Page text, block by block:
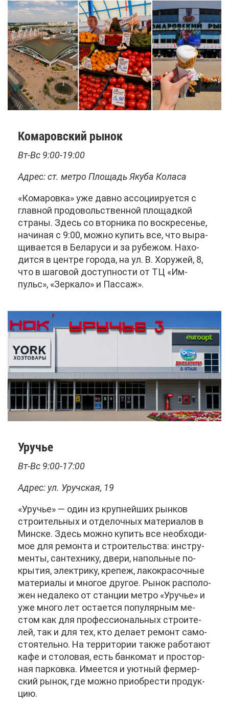
Ко­ма­ров­ский ры­нок
Вт-Вс 9:00-19:00
Ад­рес: ст. мет­ро Пло­щадь Яку­ба Ко­ла­са
«Ко­ма­ров­ка» уже дав­но ас­со­ци­и­ру­ет­ся с
глав­ной про­до­воль­ствен­ной пло­щад­кой
стра­ны. Здесь со втор­ни­ка по вос­кре­се­нье,
на­чи­ная с 9:00, мож­но ку­пить все, что вы­ра­
щи­ва­ет­ся в Бе­ла­ру­си и за ру­бе­жом. На­хо­
дит­ся в цен­тре го­ро­да, на ул. В. Хо­ру­жей, 8,
что в ша­го­вой до­ступ­но­сти от ТЦ «Им­
пульс», «Зер­ка­ло» и Пас­саж».
Уру­чье
Вт-Вс 9:00-17:00
Ад­рес: ул. Уруч­ская, 19
«Уру­чье» — один из круп­ней­ших рын­ков
стро­и­тель­ных и от­де­лоч­ных ма­те­ри­а­лов в
Мин­ске. Здесь мож­но ку­пить все необ­хо­ди­
мое для ре­мон­та и стро­и­тель­ства: ин­стру­
мен­ты, сан­тех­ни­ку, две­ри, на­поль­ные по­
кры­тия, элек­три­ку, кре­пеж, ла­ко­кра­соч­ные
ма­те­ри­а­лы и мно­гое дру­гое. Ры­нок рас­по­ло­
жен неда­ле­ко от стан­ции мет­ро «Уру­чье» и
уже мно­го лет оста­ет­ся по­пу­ляр­ным ме­
стом как для про­фес­си­о­наль­ных стро­и­те­
лей, так и для тех, кто де­ла­ет ре­монт са­мо­
сто­я­тель­но. На тер­ри­то­рии та­к­же ра­бо­та­ют
ка­фе и сто­ло­вая, есть бан­ко­мат и про­стор­
ная пар­ков­ка. Име­ет­ся и уют­ный фер­мер­
ский ры­нок, где мож­но при­об­ре­сти про­дук­
цию.